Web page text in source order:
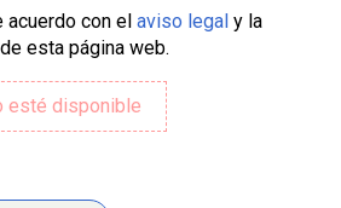
acuerdo con elaviso legal y la
de esta página web.